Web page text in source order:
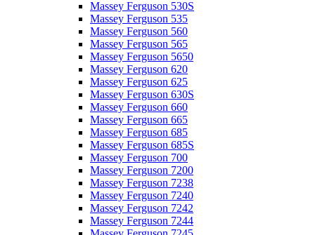
Massey Ferguson 530S
Massey Ferguson 535
Massey Ferguson 560
Massey Ferguson 565
Massey Ferguson 5650
Massey Ferguson 620
Massey Ferguson 625
Massey Ferguson 630S
Massey Ferguson 660
Massey Ferguson 665
Massey Ferguson 685
Massey Ferguson 685S
Massey Ferguson 700
Massey Ferguson 7200
Massey Ferguson 7238
Massey Ferguson 7240
Massey Ferguson 7242
Massey Ferguson 7244